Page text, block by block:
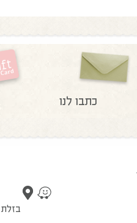
כתבו לנו
בזלת 14 צור יגאל, (ההגעה בתאום מראש)